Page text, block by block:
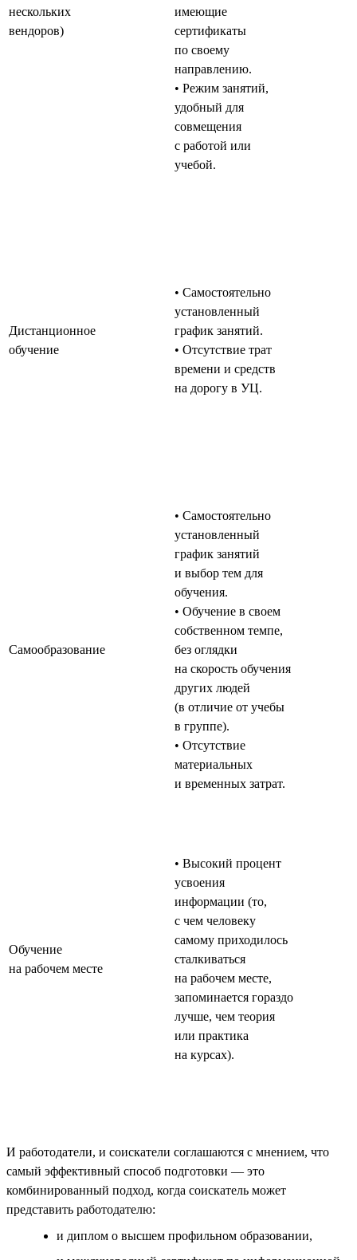
нескольких
вендоров)
имеющие
сертификаты
по своему
направлению.
• Режим занятий,
удобный для
совмещения
с работой или
учебой.
Дистанционное
обучение
• Самостоятельно
установленный
график занятий.
• Отсутствие трат
времени и средств
на дорогу в УЦ.
Самообразование
• Самостоятельно
установленный
график занятий
и выбор тем для
обучения.
• Обучение в своем
собственном темпе,
без оглядки
на скорость обучения
других людей
(в отличие от учебы
в группе).
• Отсутствие
материальных
и временных затрат.
Обучение
на рабочем месте
• Высокий процент
усвоения
информации (то,
с чем человеку
самому приходилось
сталкиваться
на рабочем месте,
запоминается гораздо
лучше, чем теория
или практика
на курсах).
И работодатели, и соискатели соглашаются с мнением, что
самый эффективный способ подготовки — это
комбинированный подход, когда соискатель может
представить работодателю:
и диплом о высшем профильном образовании,